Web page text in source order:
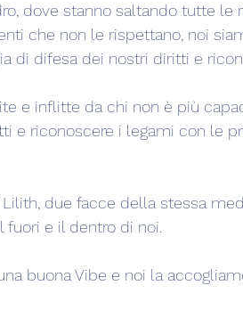
dove stanno saltando tutte le
che non le rispettano, noi
di difesa dei nostri diritti e
e inflitte da chi non è più
e riconoscere i legami con le
due facce della stessa
e il dentro di noi.
buona Vibe e noi la